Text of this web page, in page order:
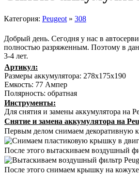
Категория: Peugeot » 308
Добрый день. Сегодня у нас в
полностью разряженным. Поэтому в
3-4 лет.
Артикул:
Размеры аккумулятора: 278х175х190
Емкость: 77 Ампер
Полярность: обратная
Инструменты:
Для снятия и замены аккумулятора на
Снятие и замена аккумулятора на
Первым делом снимаем декоративную
После этого вытаскиваем воздушный
После этого снимаем крышку на кожухе